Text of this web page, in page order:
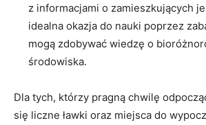
⁤z informacjami o zamieszkujących
idealna okazja do nauki poprzez
mogą zdobywać wiedzę o
środowiska.
Dla tych, którzy pragną chwilę
się liczne ławki oraz miejsca do